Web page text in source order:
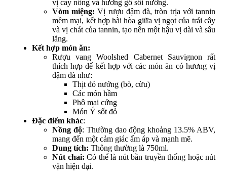
vị cay nồng và hương gỗ sồi nướng.
Vòm miệng: Vị rượu đậm đà, tròn trịa với tannin
mềm mại, kết hợp hài hòa giữa vị ngọt của trái cây
và vị chát của tannin, tạo nên một hậu vị dài và sâu
lắng.
Kết hợp món ăn:
Rượu vang Woolshed Cabernet Sauvignon rất
thích hợp để kết hợp với các món ăn có hương vị
đậm đà như:
Thịt đỏ nướng (bò, cừu)
Các món hầm
Phô mai cứng
Món Ý sốt đỏ
Đặc điểm khác:
Nồng độ: Thường dao động khoảng 13.5% ABV,
mang đến một cảm giác ấm áp và mạnh mẽ.
Dung tích: Thông thường là 750ml.
Nút chai: Có thể là nút bần truyền thống hoặc nút
vặn hiện đại.